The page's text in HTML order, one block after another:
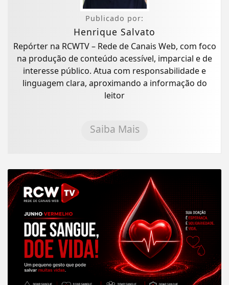
Publicado por:
Henrique Salvato
Repórter na RCWTV – Rede de Canais Web, com foco
na produção de conteúdo acessível, imparcial e de
interesse público. Atua com responsabilidade e
linguagem clara, aproximando a informação do
leitor
Saiba Mais